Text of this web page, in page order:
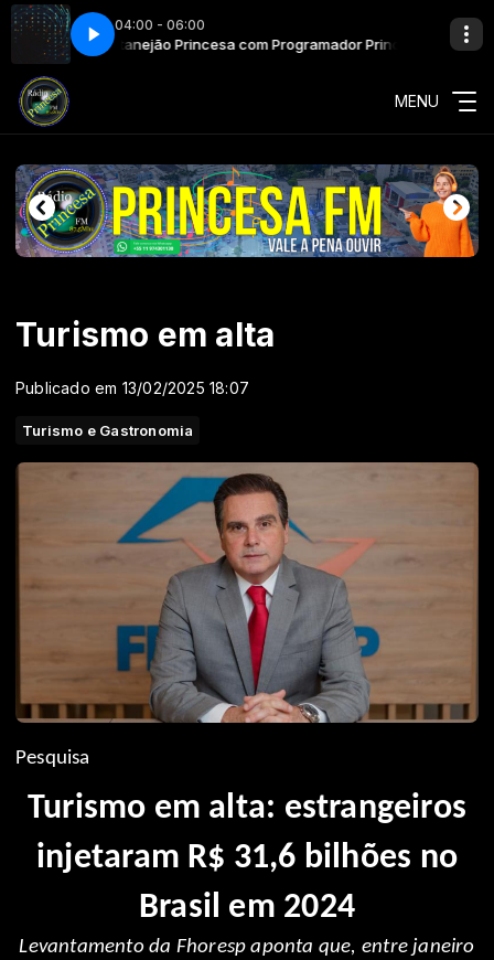
04:00 - 06:00
FMSertanejão Princesa com Programador Princesa FM
FM Ave Maria com Programador Princesa FM
MENU
Turismo em alta
Publicado em 13/02/2025 18:07
Turismo e Gastronomia
Pesquisa
Turismo em alta: estrangeiros
injetaram R$ 31,6 bilhões no
Brasil em 2024
Levantamento da Fhoresp aponta que, entre janeiro